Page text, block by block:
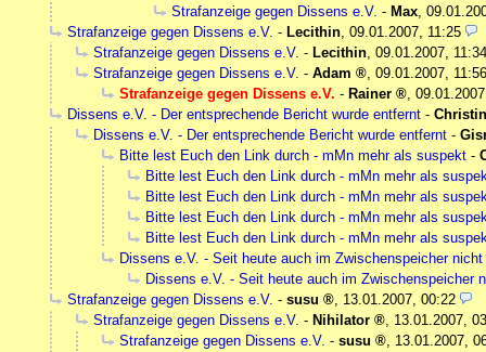
Strafanzeige gegen Dissens e.V. - Max,
Strafanzeige gegen Dissens e.V. - Lecithin, 09.01.2007, 11:25
Strafanzeige gegen Dissens e.V. - Lecithin, 09.01.2007, 11:34
Strafanzeige gegen Dissens e.V. - Adam , 09.01.2007, 11:56
Strafanzeige gegen Dissens e.V. - Rainer ,
Dissens e.V. - Der entsprechende Bericht wurde entfernt -
Dissens e.V. - Der entsprechende Bericht wurde entfernt -
Bitte lest Euch den Link durch - mMn mehr als suspekt -
Bitte lest Euch den Link durch - mMn mehr als
Bitte lest Euch den Link durch - mMn mehr als
Bitte lest Euch den Link durch - mMn mehr als
Bitte lest Euch den Link durch - mMn mehr als
Dissens e.V. - Seit heute auch im Zwischenspeicher nicht
Dissens e.V. - Seit heute auch im Zwischenspeicher
Strafanzeige gegen Dissens e.V. - susu , 13.01.2007, 00:22
Strafanzeige gegen Dissens e.V. - Nihilator , 13.01.2007,
Strafanzeige gegen Dissens e.V. - susu , 13.01.2007,